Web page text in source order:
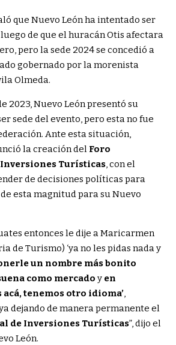
que Nuevo León ha intentado ser
de que el huracán Otis afectara
pero la sede 2024 se concedió a
gobernado por la morenista
Olmeda.
2023, Nuevo León presentó su
sede del evento, pero esta no fue
Ante esta situación,
la creación del Foro
Turísticas, con el
de decisiones políticas para
esta magnitud para su Nuevo
entonces le dije a Maricarmen
de Turismo) ‘ya no les pidas nada y
un nombre más bonito
como mercado y en
tenemos otro idioma’,
dejando de manera permanente el
de Inversiones Turísticas”, dijo el
León.